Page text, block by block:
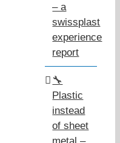
– a
swissplast
experience
report
🔧
Plastic
instead
of sheet